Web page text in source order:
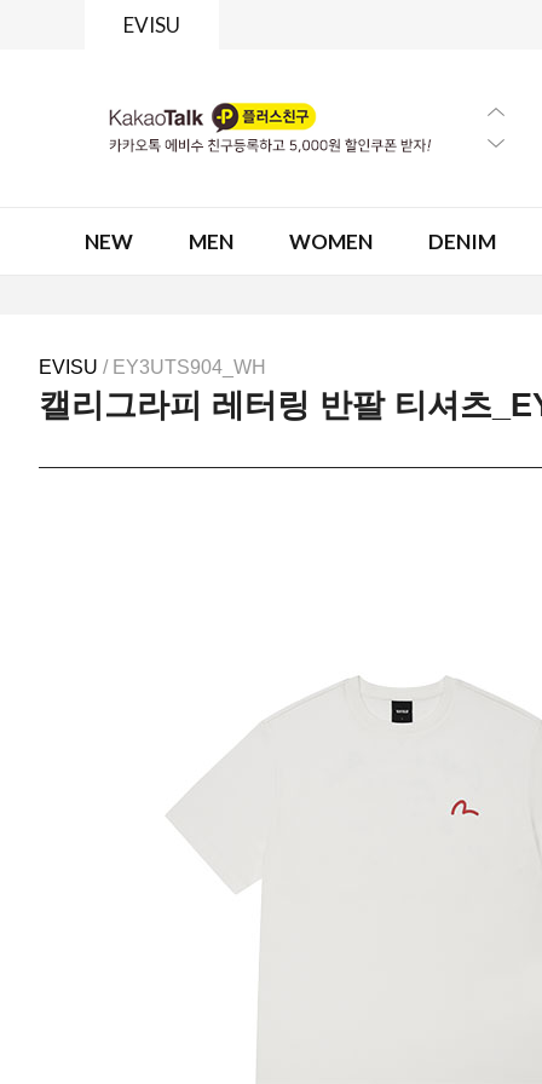
EVISU
NEW MEN WOMEN DENIM
EVISU / EY3UTS904_WH
캘리그라피 레터링 반팔 티셔츠